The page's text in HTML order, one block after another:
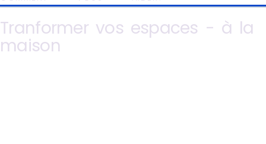
Tranformer vos espaces - à la
maison